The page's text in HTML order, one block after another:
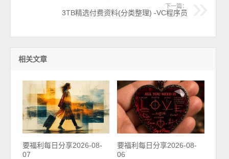
下一篇：
3TB精选付费资料(分类整理) -VC程序员
相关文章
要福利每日分享2026-08-
07
要福利每日分享2026-08-
06